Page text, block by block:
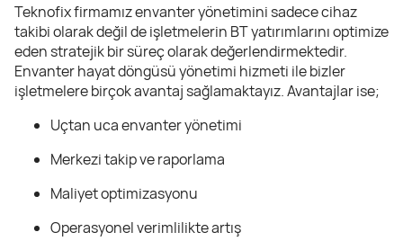
Teknofix firmamız envanter yönetimini sadece cihaz
takibi olarak değil de işletmelerin BT yatırımlarını optimize
eden stratejik bir süreç olarak değerlendirmektedir.
Envanter hayat döngüsü yönetimi hizmeti ile bizler
işletmelere birçok avantaj sağlamaktayız. Avantajlar ise;
Uçtan uca envanter yönetimi
Merkezi takip ve raporlama
Maliyet optimizasyonu
Operasyonel verimlilikte artış